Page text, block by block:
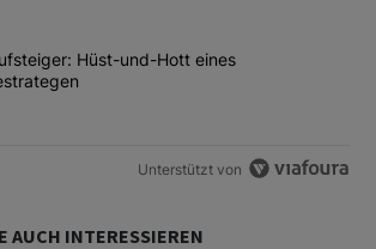
dem Titel "SMI-Aufsteiger: Hüst-und-Hott
Hüst-und-Hott eines
Unterstützt von
AUCH INTERESSIEREN